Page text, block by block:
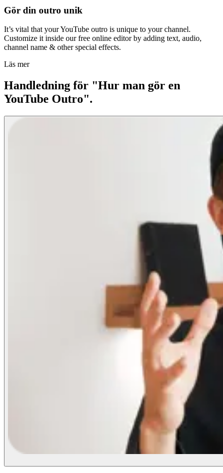
Gör din outro unik
It’s vital that your YouTube outro is unique to your channel.
Customize it inside our free online editor by adding text, audio,
channel name & other special effects.
Läs mer
Handledning för "Hur man gör en
YouTube Outro".